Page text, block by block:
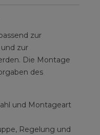
zur
zur
Die Montage
des
und Montageart
Regelung und